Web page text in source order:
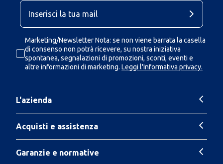
Marketing/Newsletter Nota: se non viene barrata la casella
di consenso non potrà ricevere, su nostra iniziativa
spontanea, segnalazioni di promozioni, sconti, eventi e
altre informazioni di marketing. Leggi l'Informativa privacy.
L'azienda
Acquisti e assistenza
Garanzie e normative